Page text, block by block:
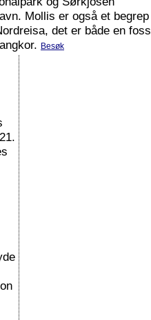
Mollis er også et begrep
det er både en foss
Besøk